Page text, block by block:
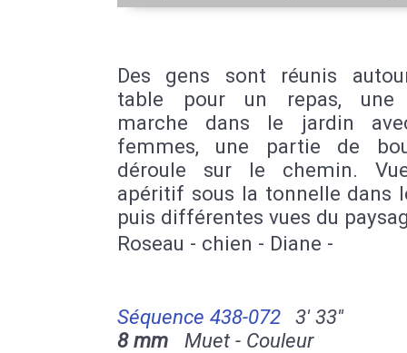
Des gens sont réunis
table pour un repas, une
marche dans le jardin
femmes, une partie de
déroule sur le chemin.
apéritif sous la tonnelle dans
puis différentes vues du
Roseau - chien - Diane -
Séquence 438-072
3' 33''
8 mm Muet - Couleur